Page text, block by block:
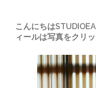
こんにちは
ィールは写真をクリ